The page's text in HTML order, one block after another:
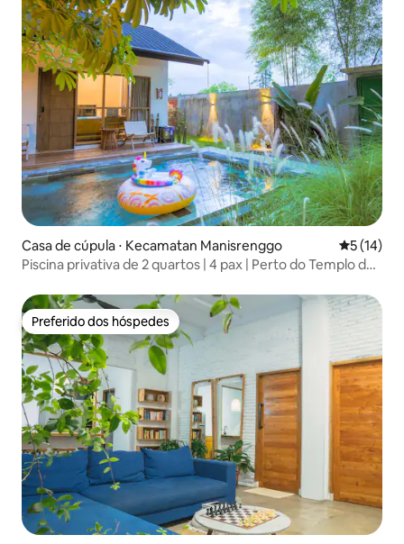
Casa de cúpula ⋅ Kecamatan Manisrenggo 5 de uma
5 (14)
Piscina privativa de 2 quartos | 4 pax | Perto do Templo de
Preferido dos hóspedes
Preferido dos hóspedes